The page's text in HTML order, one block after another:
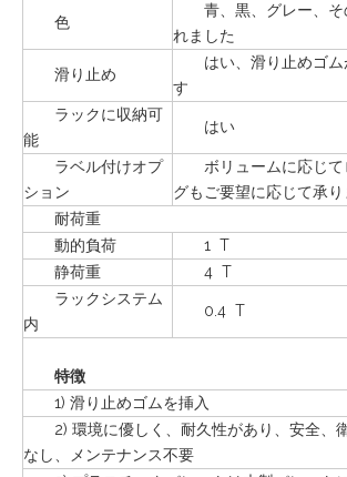
色
青、黒、グレー、そ
れました
滑り止め
はい、滑り止めゴム
す
ラックに収納可
能
はい
ラベル付けオプ
ション
ボリュームに応じて
グもご要望に応じて承り
耐荷重
動的負荷
1 T
静荷重
4 T
ラックシステム
内
0.4 T
特徴
1) 滑り止めゴムを挿入
2) 環境に優しく、耐久性があり、安全、
なし、メンテナンス不要